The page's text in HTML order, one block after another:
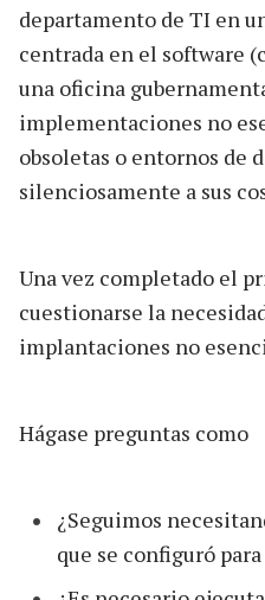
departamento de TI en
centrada en el software
una oficina
implementaciones no
obsoletas o entornos de
silenciosamente a sus
Una vez completado el
cuestionarse la
implantaciones no
Hágase preguntas como
¿Seguimos
que se configuró para